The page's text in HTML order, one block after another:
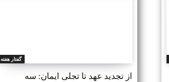
گفتار هفته
از تجدید عهد تا تجلی ایمان: سه